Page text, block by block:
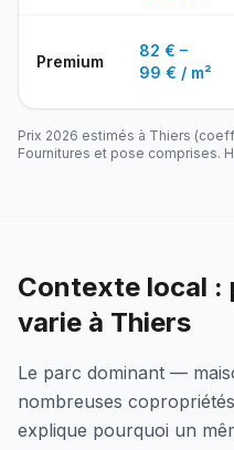
Premium
82 € –
99 € / m²
Prix 2026 estimés à Thiers
Fournitures et pose comprises.
Contexte local :
varie à Thiers
Le parc dominant —
nombreuses
explique pourquoi un